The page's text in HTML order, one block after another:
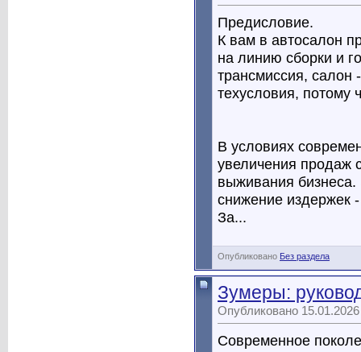
Предисловие.
К вам в автосалон
на линию сборки и
трансмиссия, салон
техусловия, потому
В условиях
увеличения продаж
выживания бизнеса.
снижение издержек
За...
Опубликовано Без раздела
Зумеры:
Опубликовано
Современное